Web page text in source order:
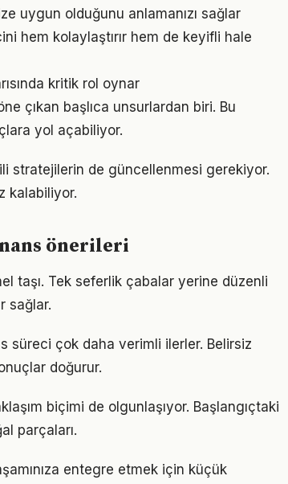
uygun olduğunu anlamanızı sağlar
hem kolaylaştırır hem de keyifli hale
kritik rol oynar
çıkan başlıca unsurlardan biri. Bu
yol açabiliyor.
stratejilerin de güncellenmesi gerekiyor.
kalabiliyor.
önerileri
taşı. Tek seferlik çabalar yerine düzenli
sağlar.
süreci çok daha verimli ilerler. Belirsiz
doğurur.
biçimi de olgunlaşıyor. Başlangıçtaki
parçaları.
entegre etmek için küçük